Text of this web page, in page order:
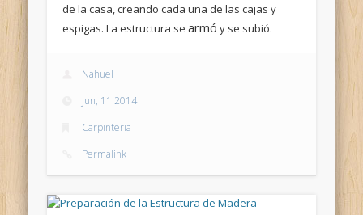
de la casa, creando cada una de las cajas y
espigas. La estructura searmó y se subió.
Nahuel
Jun, 11 2014
Carpinteria
Permalink